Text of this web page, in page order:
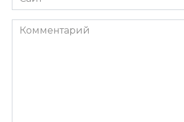
Комментарий